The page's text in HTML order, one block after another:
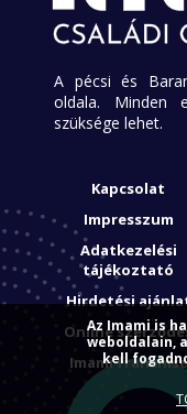
A pécsi és
oldala. Minden
szüksége lehet.
Kapcsolat
Impresszum
Adatkezelési
tájékoztató
Hirdetési
Online
Imami franchise
Az Imami is
weboldalain,
kell